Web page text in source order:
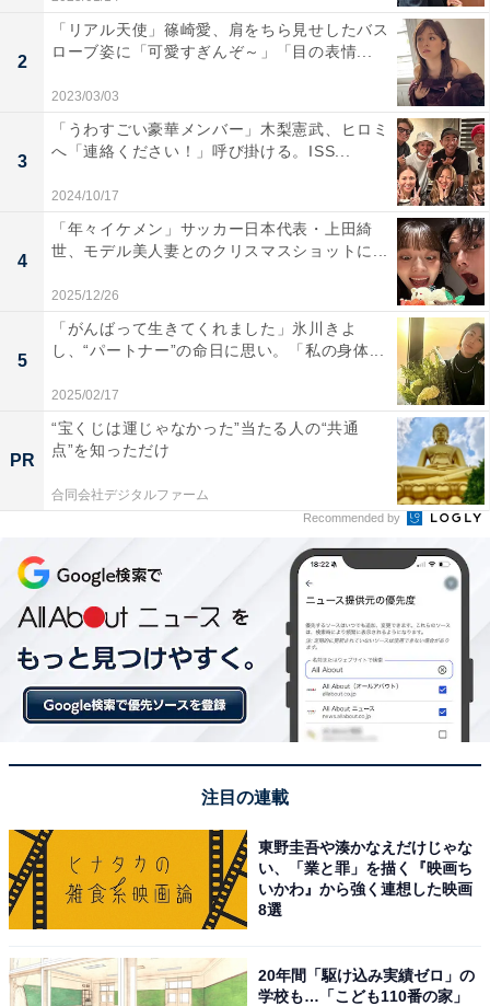
2
「リアル天使」篠崎愛、肩をちら見せしたバス
ローブ姿に「可愛すぎんぞ～」「目の表情...
2023/03/03
3
「うわすごい豪華メンバー」木梨憲武、ヒロミ
へ「連絡ください！」呼び掛ける。ISS...
2024/10/17
4
「年々イケメン」サッカー日本代表・上田綺
世、モデル美人妻とのクリスマスショットに...
2025/12/26
5
「がんばって生きてくれました」氷川きよ
し、“パートナー”の命日に思い。「私の身体...
2025/02/17
PR
“宝くじは運じゃなかった”当たる人の“共通
点”を知っただけ
合同会社デジタルファーム
Recommended by
注目の連載
東野圭吾や湊かなえだけじゃな
い、「業と罪」を描く『映画ち
いかわ』から強く連想した映画
8選
20年間「駆け込み実績ゼロ」の
学校も…「こども110番の家」